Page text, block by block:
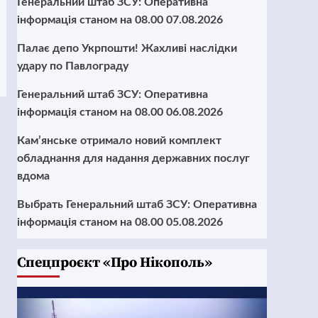
Генеральний штаб ЗСУ: Оперативна
інформація станом на 08.00 07.08.2026
Палає депо Укрпошти! Жахливі наслідки
удару по Павлограду
Генеральний штаб ЗСУ: Оперативна
інформація станом на 08.00 06.08.2026
Кам’янське отримало новий комплект
обладнання для надання державних послуг
вдома
Выбрать Генеральний штаб ЗСУ: Оперативна
інформація станом на 08.00 05.08.2026
Cпецпроєкт «Про Нікополь»